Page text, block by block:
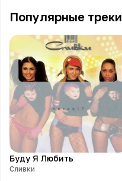
Популярные треки
Буду Я Любить
Сливки